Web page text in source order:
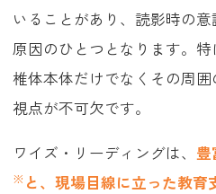
いることがあり、読影時の
原因のひとつとなります。特
椎体本体だけでなくその周
視点が不可欠です。
ワイズ・リーディングは、
※ と、現場目線に立った教育